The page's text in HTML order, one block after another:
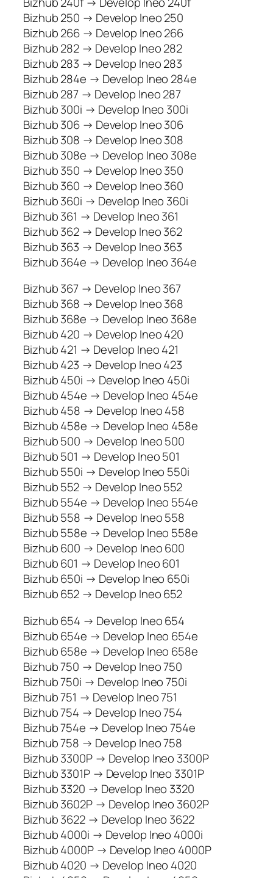
Bizhub 250 → Develop Ineo 250
Bizhub 266 → Develop Ineo 266
Bizhub 282 → Develop Ineo 282
Bizhub 283 → Develop Ineo 283
Bizhub 284e → Develop Ineo 284e
Bizhub 287 → Develop Ineo 287
Bizhub 300i → Develop Ineo 300i
Bizhub 306 → Develop Ineo 306
Bizhub 308 → Develop Ineo 308
Bizhub 308e → Develop Ineo 308e
Bizhub 350 → Develop Ineo 350
Bizhub 360 → Develop Ineo 360
Bizhub 360i → Develop Ineo 360i
Bizhub 361 → Develop Ineo 361
Bizhub 362 → Develop Ineo 362
Bizhub 363 → Develop Ineo 363
Bizhub 364e → Develop Ineo 364e
Bizhub 367 → Develop Ineo 367
Bizhub 368 → Develop Ineo 368
Bizhub 368e → Develop Ineo 368e
Bizhub 420 → Develop Ineo 420
Bizhub 421 → Develop Ineo 421
Bizhub 423 → Develop Ineo 423
Bizhub 450i → Develop Ineo 450i
Bizhub 454e → Develop Ineo 454e
Bizhub 458 → Develop Ineo 458
Bizhub 458e → Develop Ineo 458e
Bizhub 500 → Develop Ineo 500
Bizhub 501 → Develop Ineo 501
Bizhub 550i → Develop Ineo 550i
Bizhub 552 → Develop Ineo 552
Bizhub 554e → Develop Ineo 554e
Bizhub 558 → Develop Ineo 558
Bizhub 558e → Develop Ineo 558e
Bizhub 600 → Develop Ineo 600
Bizhub 601 → Develop Ineo 601
Bizhub 650i → Develop Ineo 650i
Bizhub 652 → Develop Ineo 652
Bizhub 654 → Develop Ineo 654
Bizhub 654e → Develop Ineo 654e
Bizhub 658e → Develop Ineo 658e
Bizhub 750 → Develop Ineo 750
Bizhub 750i → Develop Ineo 750i
Bizhub 751 → Develop Ineo 751
Bizhub 754 → Develop Ineo 754
Bizhub 754e → Develop Ineo 754e
Bizhub 758 → Develop Ineo 758
Bizhub 3300P → Develop Ineo 3300P
Bizhub 3301P → Develop Ineo 3301P
Bizhub 3320 → Develop Ineo 3320
Bizhub 3602P → Develop Ineo 3602P
Bizhub 3622 → Develop Ineo 3622
Bizhub 4000i → Develop Ineo 4000i
Bizhub 4000P → Develop Ineo 4000P
Bizhub 4020 → Develop Ineo 4020